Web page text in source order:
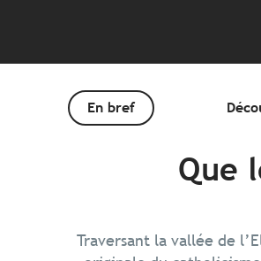
En bref
Que
Traversant la vallée de